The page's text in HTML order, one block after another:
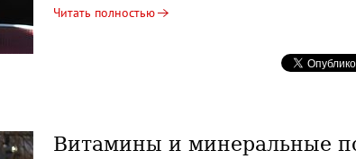
Читать полностью
Витамины и минеральные